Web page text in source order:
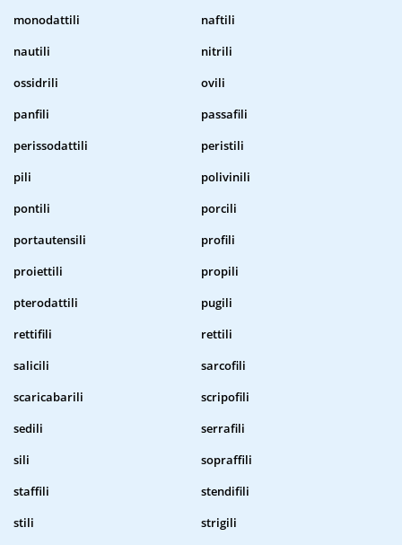
monodattili
naftili
nautili
nitrili
ossidrili
ovili
panfili
passafili
perissodattili
peristili
pili
polivinili
pontili
porcili
portautensili
profili
proiettili
propili
pterodattili
pugili
rettifili
rettili
salicili
sarcofili
scaricabarili
scripofili
sedili
serrafili
sili
sopraffili
staffili
stendifili
stili
strigili